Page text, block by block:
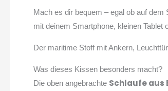
Mach es dir bequem – egal ob auf
mit deinem Smartphone, kleinen Tablet
Der maritime Stoff mit Ankern,
Was dieses Kissen besonders macht?
Die oben angebrachte Schlaufe aus